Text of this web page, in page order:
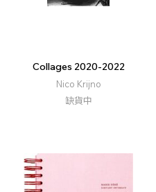
Collages 2020-2022
Nico Krijno
缺貨中